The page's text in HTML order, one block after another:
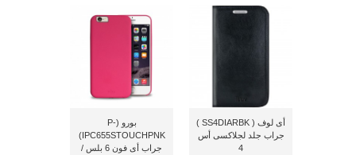
أى لوف ( SS4DIARBK )
جراب جلد لجلاكسى أس
4
بورو (P-
IPC655STOUCHPNK)
جراب أى فون 6 بلس /